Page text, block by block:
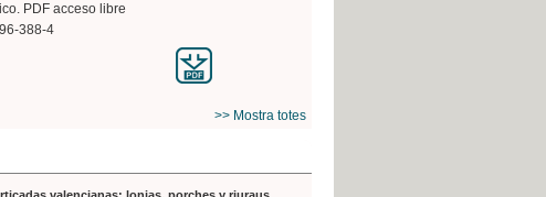
PDF acceso libre
388-4
>> Mostra totes